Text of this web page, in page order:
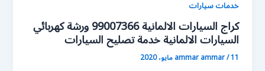
خدمات سيارات
كراج السيارات الالمانية 99007366 ورشة كهربائي
السيارات الالمانية خدمة تصليح السيارات
ammar ammar/11 مايو، 2020